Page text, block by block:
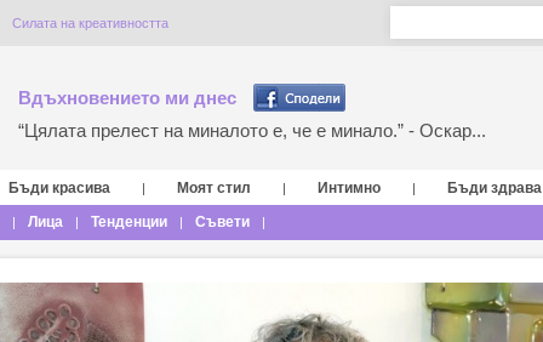
Силата на креативността
Вдъхновението ми днес
“Цялата прелест на миналото е, че е минало.” - Оскар...
Бъди красива | Моят стил | Интимно | Бъди здрава
| Лица | Тенденции | Съвети |